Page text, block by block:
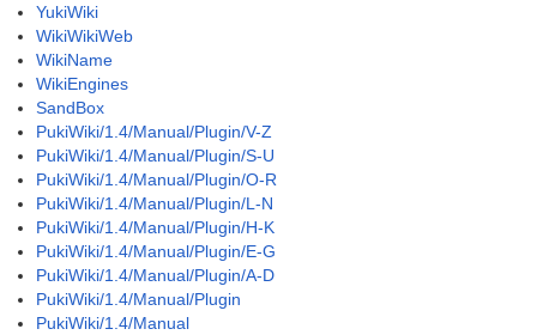
YukiWiki
WikiWikiWeb
WikiName
WikiEngines
SandBox
PukiWiki/1.4/Manual/Plugin/V-Z
PukiWiki/1.4/Manual/Plugin/S-U
PukiWiki/1.4/Manual/Plugin/O-R
PukiWiki/1.4/Manual/Plugin/L-N
PukiWiki/1.4/Manual/Plugin/H-K
PukiWiki/1.4/Manual/Plugin/E-G
PukiWiki/1.4/Manual/Plugin/A-D
PukiWiki/1.4/Manual/Plugin
PukiWiki/1.4/Manual